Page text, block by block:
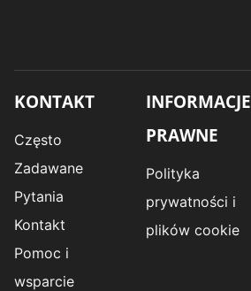
KONTAKT
Często
Zadawane
Pytania
Kontakt
Pomoc i
wsparcie
INFORMACJE
PRAWNE
Polityka
prywatności i
plików cookie